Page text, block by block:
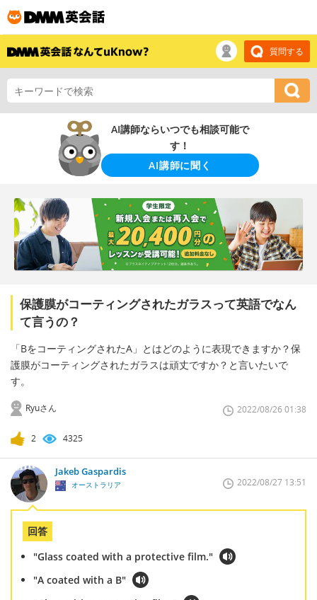
質問する
AI講師ならいつでも相談可能で
す！
AI講師に聞く
保護膜がコーティングされたガラスって英語でなん
て言うの？
「BをコーティングされたA」とはどのように表現できますか？保
護膜がコーティングされたガラスは頑丈ですか？と言いたいで
す。
Ryuさん 2022/08/26 01:38
2 4325
Jakeb Gaspardis
オーストラリア 2022/08/27 13:51
回答
"Glass coated with a protective film."
"A coated with a B"